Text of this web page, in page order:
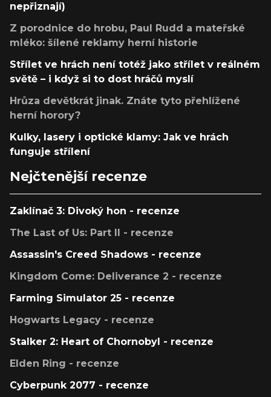
nepřiznají)
Z porodnice do hrobu, Paul Rudd a mateřské
mléko: šílené reklamy herní historie
Střílet ve hrách není totéž jako střílet v reálném
světě – i když si to dost hráčů myslí
Hrůza devětkrát jinak. Znáte tyto přehlížené
herní horory?
Kulky, lasery i optické klamy: Jak ve hrách
funguje střílení
Nejčtenější recenze
Zaklínač 3: Divoký hon - recenze
The Last of Us: Part II - recenze
Assassin's Creed Shadows - recenze
Kingdom Come: Deliverance 2 - recenze
Farming Simulator 25 - recenze
Hogwarts Legacy - recenze
Stalker 2: Heart of Chornobyl - recenze
Elden Ring - recenze
Cyberpunk 2077 - recenze